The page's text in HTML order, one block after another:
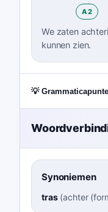
A2
We zaten
kunnen zien.
💡
Synoniemen
tras(achter